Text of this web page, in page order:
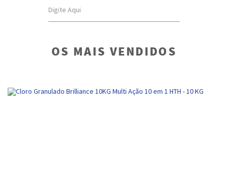
OS MAIS VENDIDOS